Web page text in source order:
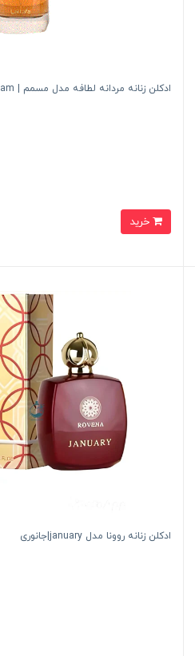
ادكلن زنانه مردانه لطافه مدل مسمم | musamam
خرید
ادكلن زنانه روونا مدل january|جانورى